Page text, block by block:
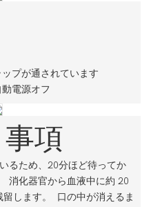
プが通されています
電源オフ
項
るため、20分ほど待ってか
消化器官から血液中に約 20
します。
口の中が消えるま